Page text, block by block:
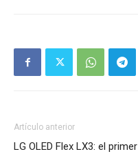
Artículo anterior
LG OLED Flex LX3: el primer